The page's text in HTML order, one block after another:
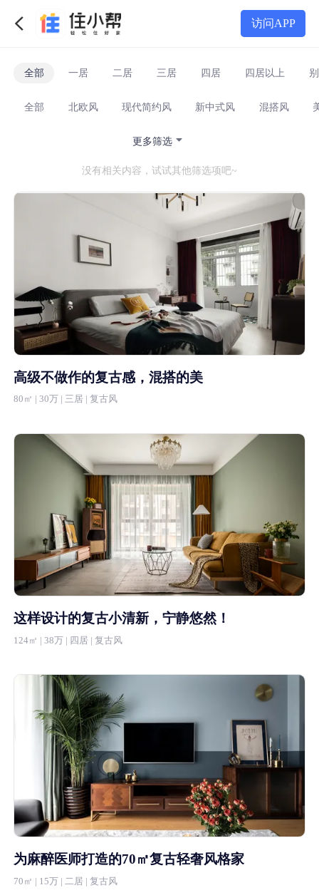
访问APP
全部 一居 二居 三居 四居 四居以上
全部 北欧风 现代简约风 新中式风 混搭风
更多筛选
没有相关内容，试试其他筛选项吧~
高级不做作的复古感，混搭的美
80㎡ | 30万 | 三居 | 复古风
这样设计的复古小清新，宁静悠然！
124㎡ | 38万 | 四居 | 复古风
为麻醉医师打造的70㎡复古轻奢风格家
70㎡ | 15万 | 二居 | 复古风